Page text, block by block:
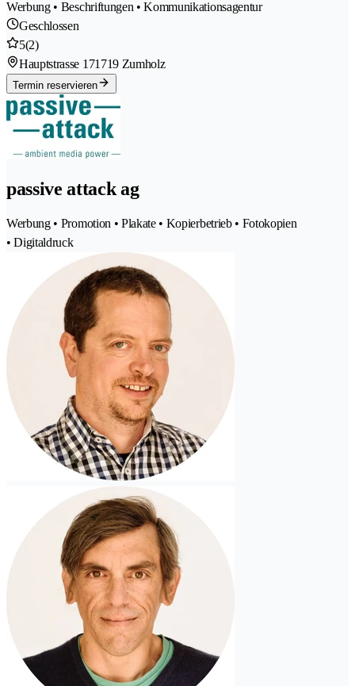
Werbung • Beschriftungen • Kommunikationsagentur
Geschlossen
5(2)
Hauptstrasse 171719 Zumholz
Termin reservieren
passive attack ag
Werbung • Promotion • Plakate • Kopierbetrieb • Fotokopien
• Digitaldruck